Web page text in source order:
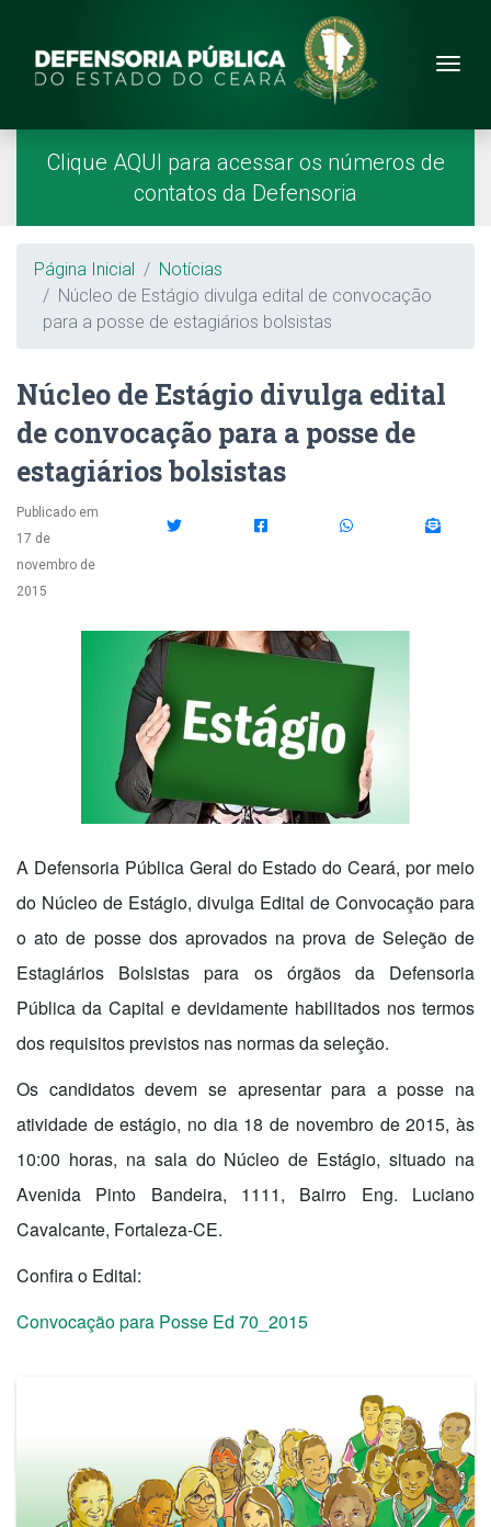
Site da Defensoria
Menu Principal
Página Inicial
Clique AQUI para acessar os números de
contatos da Defensoria
Breadcrumb
Página Inicial
Notícias
Núcleo de Estágio divulga edital de convocação
para a posse de estagiários bolsistas
Núcleo de Estágio divulga edital
de convocação para a posse de
estagiários bolsistas
Publicado em
17 de
novembro de
2015
A Defensoria Pública Geral do Estado do Ceará, por meio
do Núcleo de Estágio, divulga Edital de Convocação para
o ato de posse dos aprovados na prova de Seleção de
Estagiários Bolsistas para os órgãos da Defensoria
Pública da Capital e devidamente habilitados nos termos
dos requisitos previstos nas normas da seleção.
Os candidatos devem se apresentar para a posse na
atividade de estágio, no dia 18 de novembro de 2015, às
10:00 horas, na sala do Núcleo de Estágio, situado na
Avenida Pinto Bandeira, 1111, Bairro Eng. Luciano
Cavalcante, Fortaleza-CE.
Confira o Edital:
Convocação para Posse Ed 70_2015